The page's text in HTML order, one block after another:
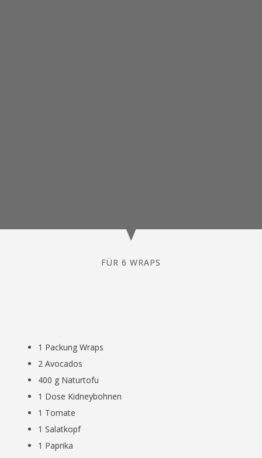
FÜR 6 WRAPS
1 Packung Wraps
2 Avocados
400 g Naturtofu
1 Dose Kidneybohnen
1 Tomate
1 Salatkopf
1 Paprika